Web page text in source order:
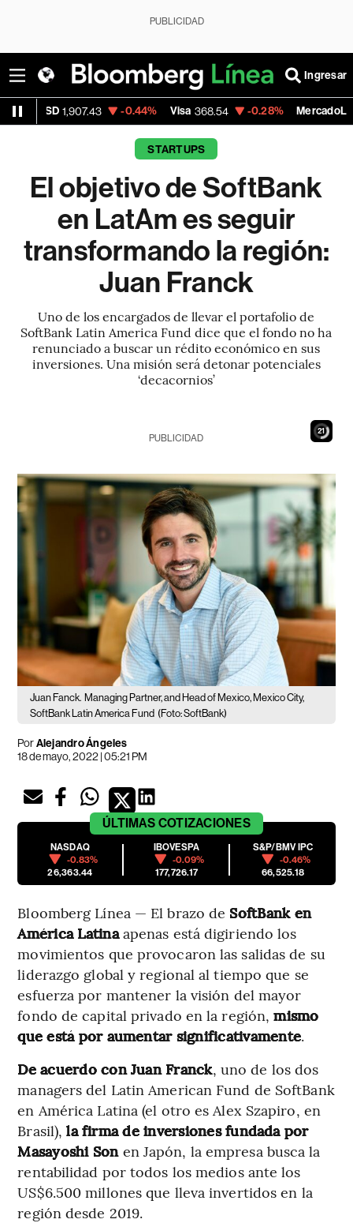
PUBLICIDAD
Ingresar
-0.44% Visa 368.54 -0.28% MercadoLibre 1,924.95
STARTUPS
El objetivo de SoftBank
en LatAm es seguir
transformando la región:
Juan Franck
Uno de los encargados de llevar el portafolio de
SoftBank Latin America Fund dice que el fondo no ha
renunciado a buscar un rédito económico en sus
inversiones. Una misión será detonar potenciales
‘decacornios’
19
PUBLICIDAD
Juan Fanck. Managing Partner, and Head of Mexico, Mexico City,
SoftBank Latin America Fund (Foto: SoftBank)
PorAlejandro Ángeles
18 de mayo, 2022 | 05:21 PM
ÚLTIMAS COTIZACIONES
NASDAQ
-0.83%
26,363.44
IBOVESPA
-0.09%
177,726.17
S&P/BMV IPC
-0.46%
66,525.18
Bloomberg Línea — El brazo de SoftBank en
América Latinaapenas está digiriendo los
movimientos que provocaron las salidas de su
liderazgo global y regional al tiempo que se
esfuerza por mantener la visión del mayor
fondo de capital privado en la región,mismo
que está por aumentar significativamente.
De acuerdo con Juan Franck, uno de los dos
managers del Latin American Fund de SoftBank
en América Latina (el otro es Alex Szapiro, en
Brasil),la firma de inversiones fundada por
Masayoshi Sonen Japón, la empresa busca la
rentabilidad por todos los medios ante los
US$6.500 millones que lleva invertidos en la
región desde 2019.